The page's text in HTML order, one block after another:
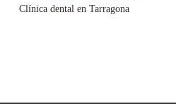
Clínica dental en Tarragona